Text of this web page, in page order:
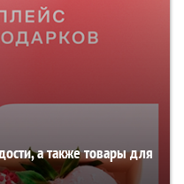
а также товары для